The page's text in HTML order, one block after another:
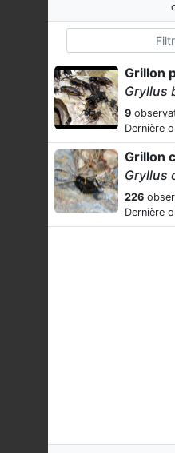
Grillon
Gryllus
9
Dernière
Grillon
Gryllus
226
Dernière